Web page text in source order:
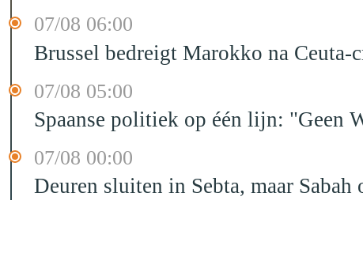
07/08 06:00
Brussel bedreigt Marokko na Ceuta-
07/08 05:00
Spaanse politiek op één lijn: "Geen
07/08 00:00
Deuren sluiten in Sebta, maar